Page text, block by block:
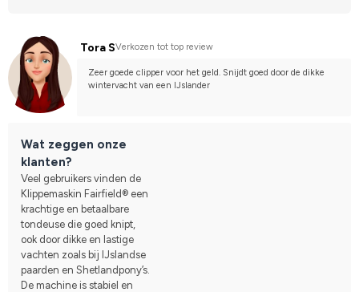
Tora SVerkozen tot top review
Zeer goede clipper voor het geld. Snijdt goed door de dikke
wintervacht van een IJslander
Wat zeggen onze
klanten?
Veel gebruikers vinden de
Klippemaskin Fairfield® een
krachtige en betaalbare
tondeuse die goed knipt,
ook door dikke en lastige
vachten zoals bij IJslandse
paarden en Shetlandpony’s.
De machine is stabiel en